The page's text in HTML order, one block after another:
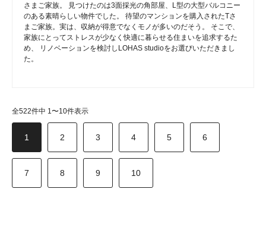
さまご家族。 見つけたのは3面採光の角部屋、L型の大型バルコニー
のある素晴らしい物件でした。 待望のマンションを購入されたTさ
まご家族。実は、収納が得意でなくモノが多いのだそう。 そこで、
家族にとってストレスが少なく快適に暮らせる住まいを追求するた
め、 リノベーションを検討しLOHAS studioをお選びいただきまし
た。
全522件中 1〜10件表示
1 2 3 4 5 6
7 8 9 10